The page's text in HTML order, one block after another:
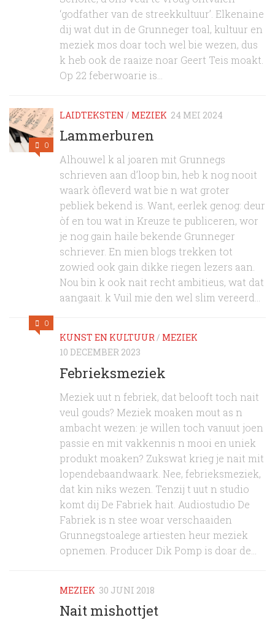
‘godfather van de streekkultuur’. Elkenaine
dij wat dut in de Grunneger toal, kultuur en
meziek mos doar toch wel bie wezen, dus
k heb ook de raaize noar Geert Teis moakt.
Op 22 feberwoarie is...
0
LAIDTEKSTEN / MEZIEK 24 MEI 2024
Lammerburen
Alhouwel k al joaren mit Grunnegs
schrieven aan d’loop bin, heb k nog nooit
waark òfleverd wat bie n wat groter
pebliek bekend is. Want, eerlek genog: deur
òf en tou wat in Kreuze te publiceren, wor
je nog gain haile bekende Grunneger
schriever. En mien blogs trekken tot
zowied ook gain dikke riegen lezers aan.
Nou bin k ook nait recht ambitieus, wat dat
aangaait. k Vuil mie den wel slim vereerd...
0
KUNST EN KULTUUR/ MEZIEK
10 DECEMBER 2023
Febrieksmeziek
Meziek uut n febriek, dat belooft toch nait
veul gouds? Meziek moaken mout as n
ambacht wezen: je willen toch vanuut joen
passie en mit vakkennis n mooi en uniek
produkt moaken? Zukswat krieg je nait mit
lopendebaandwaark. Nee, febrieksmeziek,
dat kin niks wezen. Tenzij t uut n studio
komt dij De Fabriek hait. Audiostudio De
Fabriek is n stee woar verschaaiden
Grunnegstoalege artiesten heur meziek
opnemen. Producer Dik Pomp is doar de...
MEZIEK 30 JUNI 2018
Nait mishottjet